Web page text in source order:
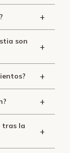
+
son
+
+
+
tras la
+